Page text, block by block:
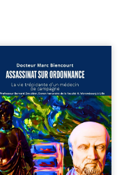
sur ordonnance –
trépidante d’un médecin
est la réédition
et actualisée du
du Docteur Marc
ancien médecin de
qui revient sur son
médical, syndical et
Depuis septembre
il raconte le long combat